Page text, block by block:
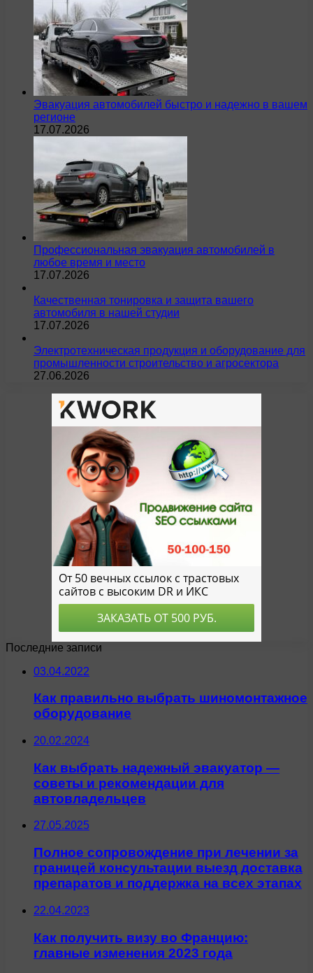
Эвакуация автомобилей быстро и надежно в вашем
регионе
17.07.2026
Профессиональная эвакуация автомобилей в
любое время и место
17.07.2026
Качественная тонировка и защита вашего
автомобиля в нашей студии
17.07.2026
Электротехническая продукция и оборудование для
промышленности строительство и агросектора
27.06.2026
Последние записи
03.04.2022
Как правильно выбрать шиномонтажное
оборудование
20.02.2024
Как выбрать надежный эвакуатор —
советы и рекомендации для
автовладельцев
27.05.2025
Полное сопровождение при лечении за
границей консультации выезд доставка
препаратов и поддержка на всех этапах
22.04.2023
Как получить визу во Францию:
главные изменения 2023 года